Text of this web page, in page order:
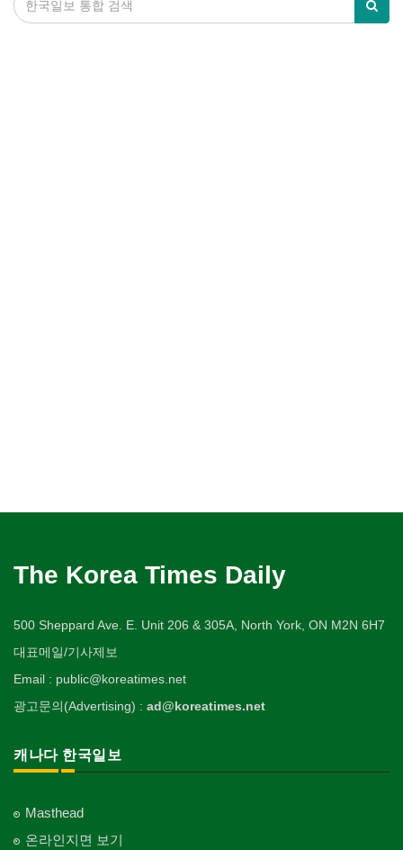
The Korea Times Daily
500 Sheppard Ave. E. Unit 206 & 305A, North York, ON M2N 6H7
대표메일/기사제보
Email : public@koreatimes.net
광고문의(Advertising) : ad@koreatimes.net
캐나다 한국일보
Masthead
온라인지면 보기